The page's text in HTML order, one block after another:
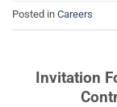
Posted in Careers
Invitation